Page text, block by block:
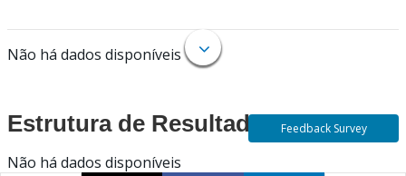
Não há dados disponíveis
Estrutura de Resultados
Não há dados disponíveis
Feedback Survey